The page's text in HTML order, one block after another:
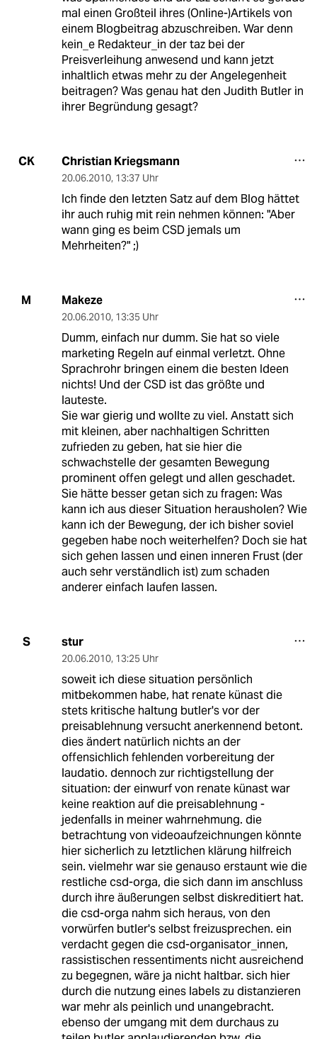
mal einen Großteil ihres (Online-)Artikels von
einem Blogbeitrag abzuschreiben. War denn
kein_e Redakteur_in der taz bei der
Preisverleihung anwesend und kann jetzt
inhaltlich etwas mehr zu der Angelegenheit
beitragen? Was genau hat den Judith Butler in
ihrer Begründung gesagt?
CK Christian Kriegsmann
20.06.2010, 13:37 Uhr
Ich finde den letzten Satz auf dem Blog hättet
ihr auch ruhig mit rein nehmen können: "Aber
wann ging es beim CSD jemals um
Mehrheiten?" ;)
M Makeze
20.06.2010, 13:35 Uhr
Dumm, einfach nur dumm. Sie hat so viele
marketing Regeln auf einmal verletzt. Ohne
Sprachrohr bringen einem die besten Ideen
nichts! Und der CSD ist das größte und
lauteste.
Sie war gierig und wollte zu viel. Anstatt sich
mit kleinen, aber nachhaltigen Schritten
zufrieden zu geben, hat sie hier die
schwachstelle der gesamten Bewegung
prominent offen gelegt und allen geschadet.
Sie hätte besser getan sich zu fragen: Was
kann ich aus dieser Situation herausholen? Wie
kann ich der Bewegung, der ich bisher soviel
gegeben habe noch weiterhelfen? Doch sie hat
sich gehen lassen und einen inneren Frust (der
auch sehr verständlich ist) zum schaden
anderer einfach laufen lassen.
S stur
20.06.2010, 13:25 Uhr
soweit ich diese situation persönlich
mitbekommen habe, hat renate künast die
stets kritische haltung butler's vor der
preisablehnung versucht anerkennend betont.
dies ändert natürlich nichts an der
offensichlich fehlenden vorbereitung der
laudatio. dennoch zur richtigstellung der
situation: der einwurf von renate künast war
keine reaktion auf die preisablehnung -
jedenfalls in meiner wahrnehmung. die
betrachtung von videoaufzeichnungen könnte
hier sicherlich zu letztlichen klärung hilfreich
sein. vielmehr war sie genauso erstaunt wie die
restliche csd-orga, die sich dann im anschluss
durch ihre äußerungen selbst diskreditiert hat.
die csd-orga nahm sich heraus, von den
vorwürfen butler's selbst freizusprechen. ein
verdacht gegen die csd-organisator_innen,
rassistischen ressentiments nicht ausreichend
zu begegnen, wäre ja nicht haltbar. sich hier
durch die nutzung eines labels zu distanzieren
war mehr als peinlich und unangebracht.
ebenso der umgang mit dem durchaus zu